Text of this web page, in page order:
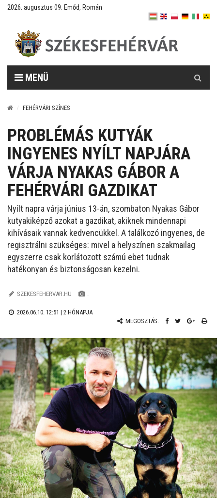
2026. augusztus 09. Emőd, Román
MENÜ
FEHÉRVÁRI SZÍNES
PROBLÉMÁS KUTYÁK
INGYENES NYÍLT NAPJÁRA
VÁRJA NYAKAS GÁBOR A
FEHÉRVÁRI GAZDIKAT
Nyílt napra várja június 13-án, szombaton Nyakas Gábor
kutyakiképző azokat a gazdikat, akiknek mindennapi
kihívásaik vannak kedvencükkel. A találkozó ingyenes, de
regisztrálni szükséges: mivel a helyszínen szakmailag
egyszerre csak korlátozott számú ebet tudnak
hatékonyan és biztonságosan kezelni.
SZEKESFEHERVAR.HU .
2026.06.10. 12:51 | 2 HÓNAPJA
MEGOSZTÁS: